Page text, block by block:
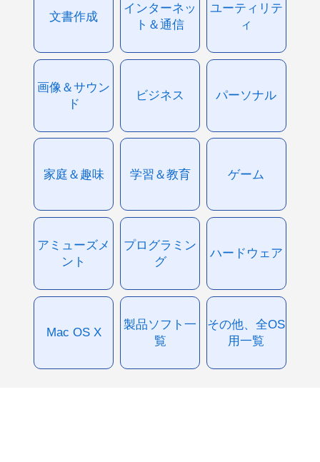
文書作成
インターネッ
ト＆通信
ユーティリテ
ィ
画像＆サウン
ド
ビジネス パーソナル
家庭＆趣味 学習＆教育 ゲーム
アミューズメ
ント
プログラミン
グ
ハードウェア
Mac OS X
製品ソフト一
覧
その他、全OS
用一覧